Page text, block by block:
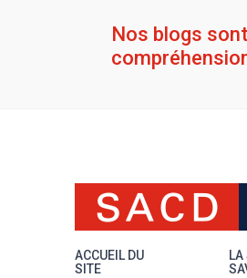
Nos blogs
ACCUEIL DU
SITE
LA